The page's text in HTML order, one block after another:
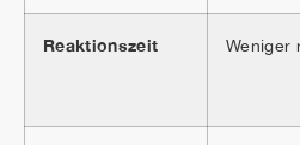
Reaktionszeit Weniger